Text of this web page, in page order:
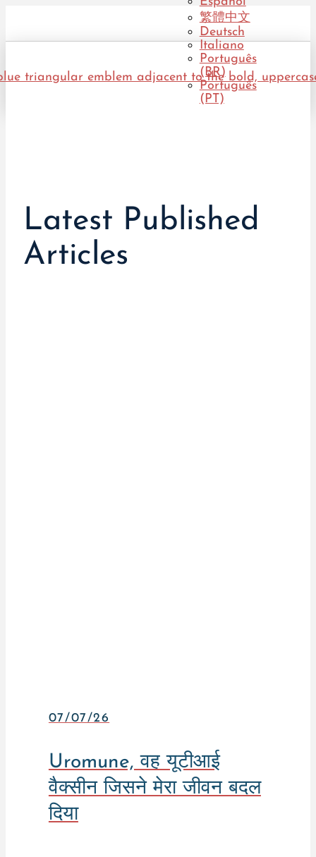
繁體中文
Deutsch
Italiano
Português
(BR)
Português
(PT)
Latest Published
Articles
07/07/26
Uromune, वह यूटीआई
वैक्सीन जिसने मेरा जीवन बदल
दिया